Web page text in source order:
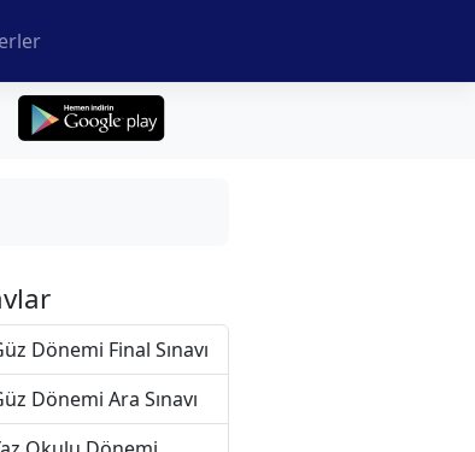
Dönemi Final Sınavı
Dönemi Ara Sınavı